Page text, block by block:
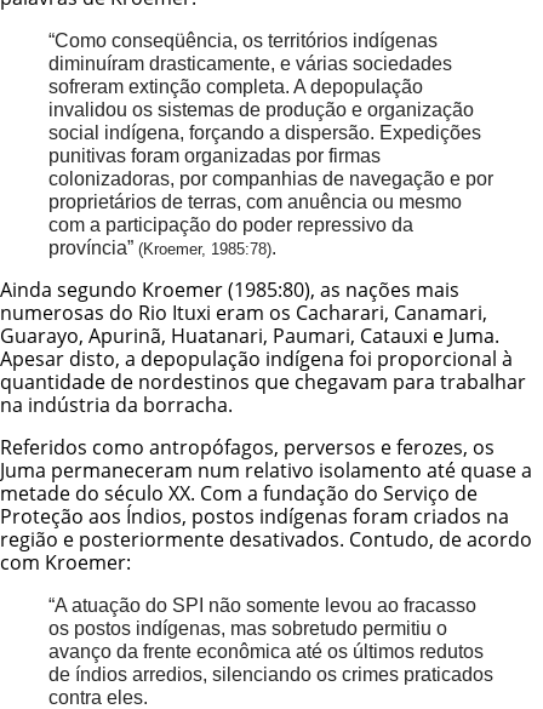
“Como conseqüência, os territórios indígenas
diminuíram drasticamente, e várias sociedades
sofreram extinção completa. A depopulação
invalidou os sistemas de produção e organização
social indígena, forçando a dispersão. Expedições
punitivas foram organizadas por firmas
colonizadoras, por companhias de navegação e por
proprietários de terras, com anuência ou mesmo
com a participação do poder repressivo da
província” (Kroemer, 1985:78).
Ainda segundo Kroemer (1985:80), as nações mais
numerosas do Rio Ituxi eram os Cacharari, Canamari,
Guarayo, Apurinã, Huatanari, Paumari, Catauxi e Juma.
Apesar disto, a depopulação indígena foi proporcional à
quantidade de nordestinos que chegavam para trabalhar
na indústria da borracha.
Referidos como antropófagos, perversos e ferozes, os
Juma permaneceram num relativo isolamento até quase a
metade do século XX. Com a fundação do Serviço de
Proteção aos Índios, postos indígenas foram criados na
região e posteriormente desativados. Contudo, de acordo
com Kroemer:
“A atuação do SPI não somente levou ao fracasso
os postos indígenas, mas sobretudo permitiu o
avanço da frente econômica até os últimos redutos
de índios arredios, silenciando os crimes praticados
contra eles.